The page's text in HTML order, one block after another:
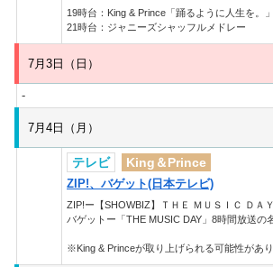
19時台：King & Prince「踊るように人生を。」
21時台：ジャニーズシャッフルメドレー
7月3日（日）
-
7月4日（月）
テレビ King＆Prince
ZIP!、バゲット(日本テレビ)
ZIP!ー【SHOWBIZ】ＴＨＥ ＭＵＳＩＣ ＤＡ
バゲットー「THE MUSIC DAY」8時間放送の
※King & Princeが取り上げられる可能性があり